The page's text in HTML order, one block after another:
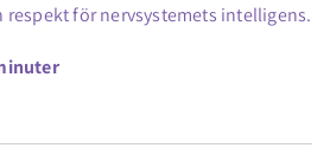
för nervsystemets intelligens.